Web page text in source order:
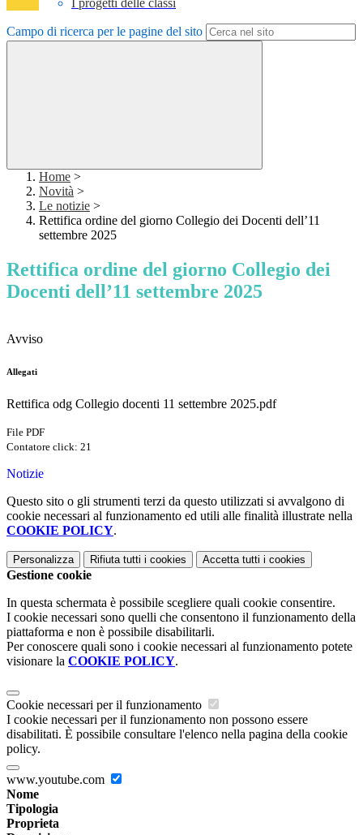
I progetti delle classi
Campo di ricerca per le pagine del sito
Home >
Novità >
Le notizie >
Rettifica ordine del giorno Collegio dei Docenti dell’11
settembre 2025
Rettifica ordine del giorno Collegio dei
Docenti dell’11 settembre 2025
Avviso
Allegati
Rettifica odg Collegio docenti 11 settembre 2025.pdf
File PDF
Contatore click: 21
Notizie
Questo sito o gli strumenti terzi da questo utilizzati si avvalgono di
cookie necessari al funzionamento ed utili alle finalità illustrate nella
COOKIE POLICY.
Personalizza Rifiuta tutti i cookies Accetta tutti i cookies
Gestione cookie
In questa schermata è possibile scegliere quali cookie consentire.
I cookie necessari sono quelli che consentono il funzionamento della
piattaforma e non è possibile disabilitarli.
Per conoscere quali sono i cookie necessari al funzionamento potete
visionare la COOKIE POLICY.
Cookie necessari per il funzionamento
I cookie necessari per il funzionamento non possono essere
disabilitati. È possibile consultare l'elenco nella pagina della cookie
policy.
www.youtube.com
Nome
Tipologia
Proprieta